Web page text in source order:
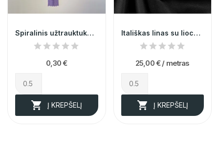
Spiralinis užtrauktukas nr.3 @16
0,30 €
 Į KREPŠELĮ
Itališkas linas su lioceliu 014212
25,00 € / metras
 Į KREPŠELĮ